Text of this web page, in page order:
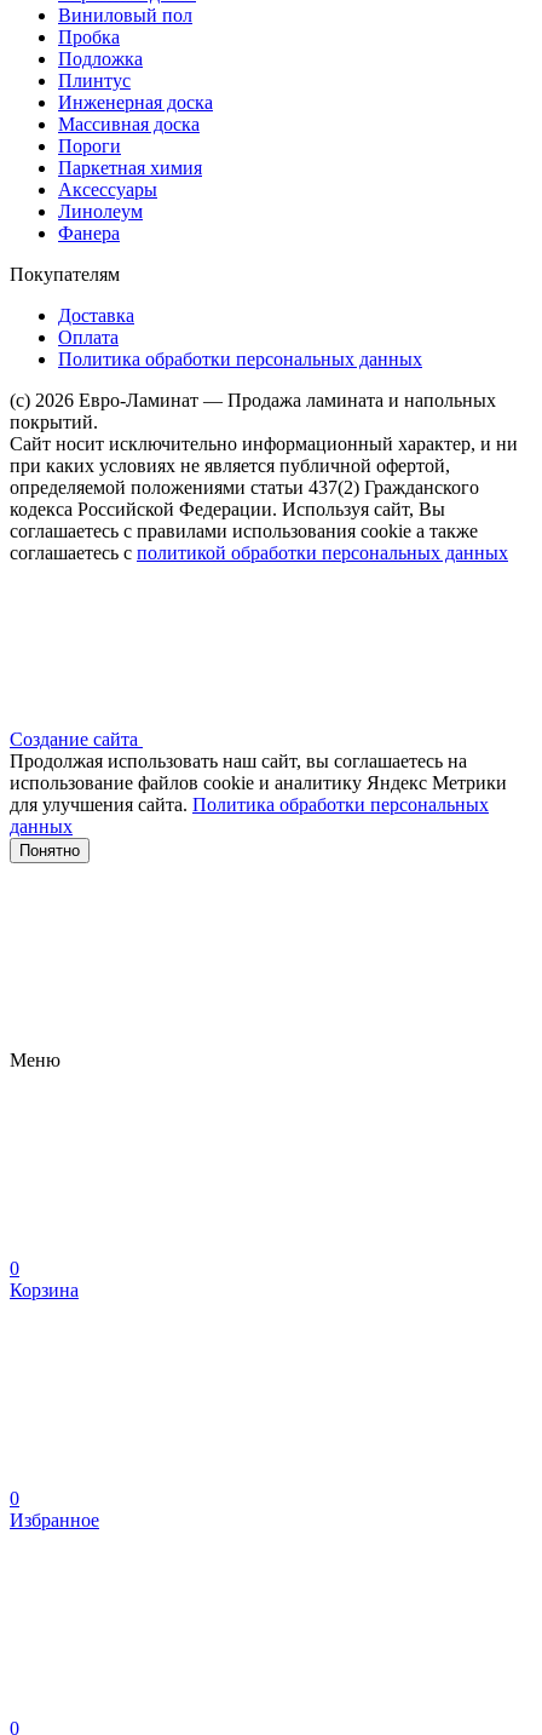
Виниловый пол
Пробка
Подложка
Плинтус
Инженерная доска
Массивная доска
Пороги
Паркетная химия
Аксессуары
Линолеум
Фанера
Покупателям
Доставка
Оплата
Политика обработки персональных данных
(c) 2026 Евро-Ламинат — Продажа ламината и напольных
покрытий.
Сайт носит исключительно информационный характер, и ни
при каких условиях не является публичной офертой,
определяемой положениями статьи 437(2) Гражданского
кодекса Российской Федерации. Используя сайт, Вы
соглашаетесь с правилами использования cookie а также
соглашаетесь с политикой обработки персональных данных
Создание сайта
Продолжая использовать наш сайт, вы соглашаетесь на
использование файлов сооkіе и аналитику Яндекс Метрики
для улучшения сайта. Политика обработки персональных
данных
Понятно
Меню
0
Корзина
0
Избранное
0